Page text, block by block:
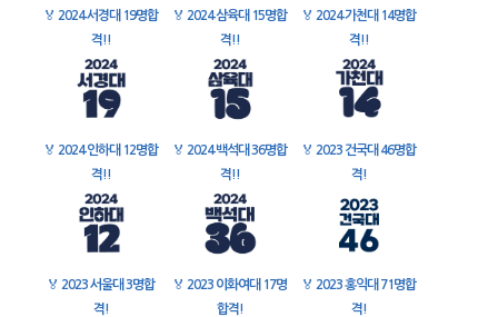
🏅 2024 서경대 19명합
격!!
🏅 2024 삼육대 15명합
격!!
🏅 2024 가천대 14명합
격!!
🏅 2024 인하대 12명합
격!!
🏅 2024 백석대 36명합
격!!
🏅 2023 건국대 46명합
격!
🏅 2023 서울대 3명합
격!
🏅 2023 이화여대 17명
합격!
🏅 2023 홍익대 71명합
격!